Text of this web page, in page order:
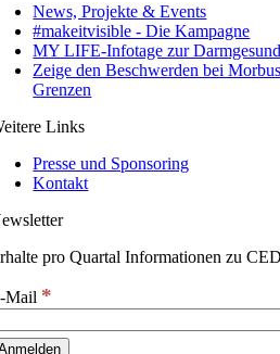
News, Projekte & Events
#makeitvisible - Die Kampagne
MY LIFE-Infotage zur
Zeige den Beschwerden bei
Grenzen
Links
Presse und Sponsoring
Kontakt
pro Quartal Informationen zu
Mail *